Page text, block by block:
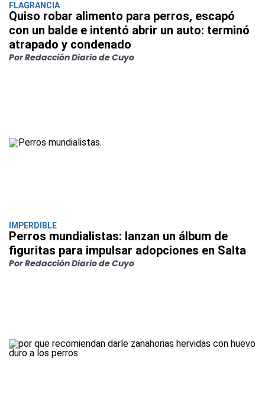
FLAGRANCIA
Quiso robar alimento para perros, escapó
con un balde e intentó abrir un auto: terminó
atrapado y condenado
Por Redacción Diario de Cuyo
IMPERDIBLE
Perros mundialistas: lanzan un álbum de
figuritas para impulsar adopciones en Salta
Por Redacción Diario de Cuyo